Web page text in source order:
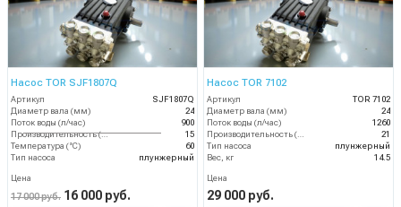
Насос TOR SJF1807Q
Артикул
SJF1807Q
Диаметр вала (мм)
24
Поток воды (л/час)
900
Производительность (л/мин)
15
Температура (°C)
60
Тип насоса
плунжерный
Цена
17 000 руб. 16 000 руб.
Насос TOR 7102
Артикул
TOR 7102
Диаметр вала (мм)
24
Поток воды (л/час)
1260
21
Тип насоса
плунжерный
Вес, кг
14.5
Цена
29 000 руб.